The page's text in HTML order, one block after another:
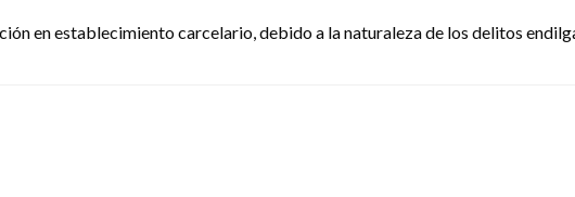
en establecimiento carcelario, debido a la naturaleza de los delitos